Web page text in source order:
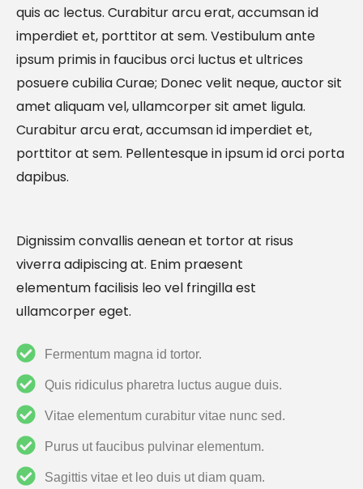
quis ac lectus. Curabitur arcu erat, accumsan id
imperdiet et, porttitor at sem. Vestibulum ante
ipsum primis in faucibus orci luctus et ultrices
posuere cubilia Curae; Donec velit neque, auctor sit
amet aliquam vel, ullamcorper sit amet ligula.
Curabitur arcu erat, accumsan id imperdiet et,
porttitor at sem. Pellentesque in ipsum id orci porta
dapibus.
Dignissim convallis aenean et tortor at risus
viverra adipiscing at. Enim praesent
elementum facilisis leo vel fringilla est
ullamcorper eget.
Fermentum magna id tortor.
Quis ridiculus pharetra luctus augue duis.
Vitae elementum curabitur vitae nunc sed.
Purus ut faucibus pulvinar elementum.
Sagittis vitae et leo duis ut diam quam.